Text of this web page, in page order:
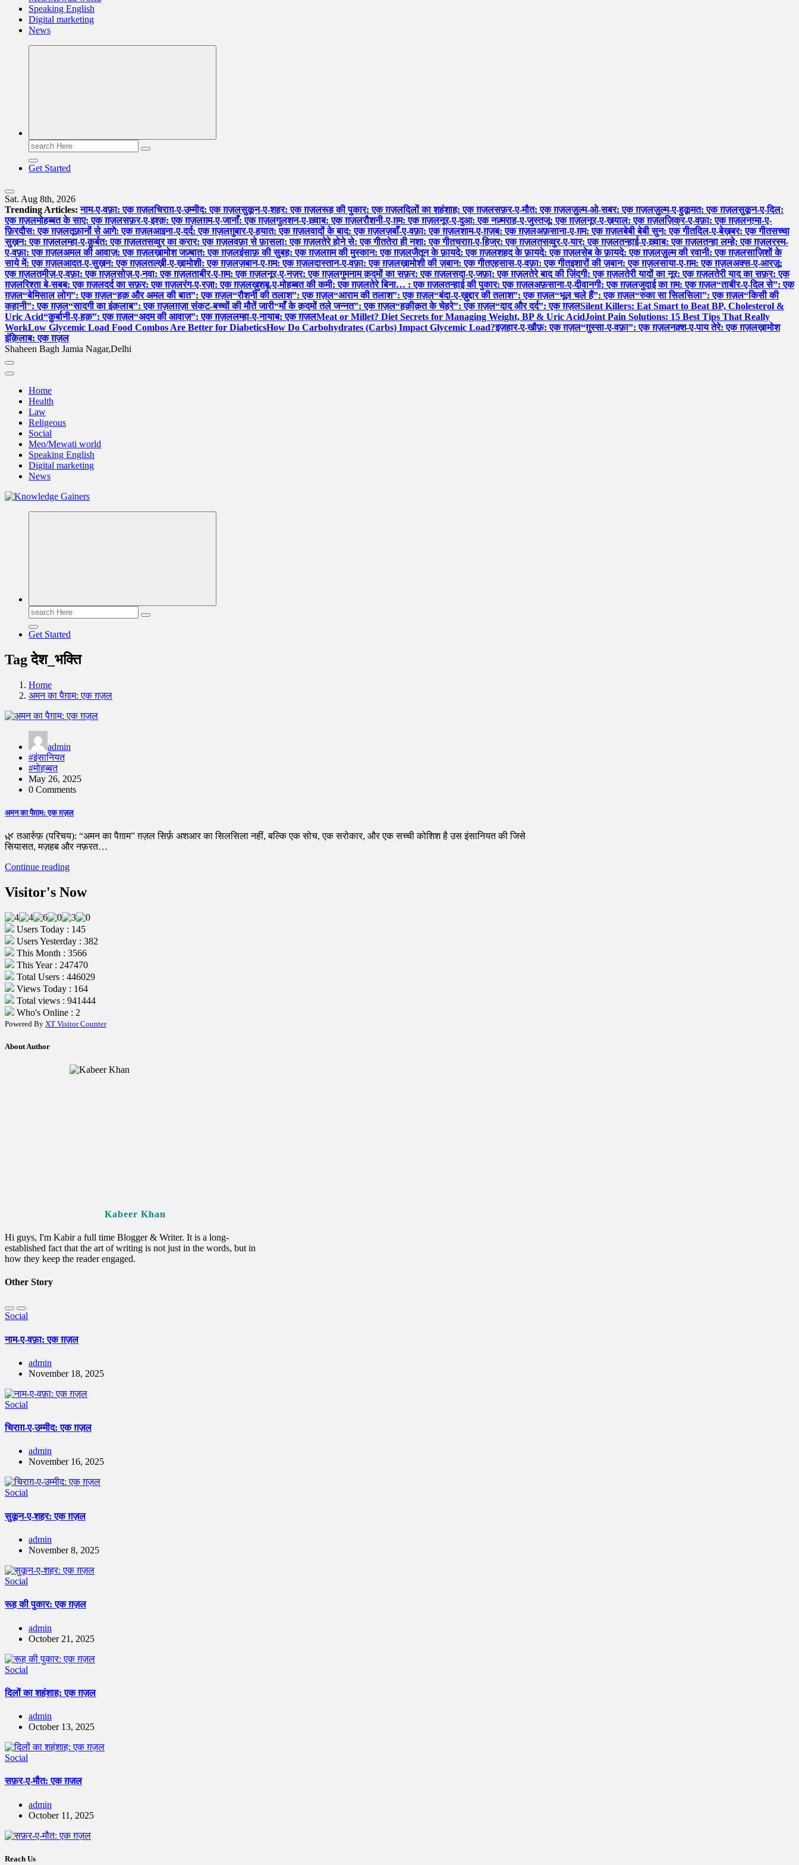
Speaking English
Digital marketing
News
Search
for:
Get Started
Sat. Aug 8th, 2026
Trending Articles: नाम-ए-वफ़ा: एक ग़ज़लचिराग़-ए-उम्मीद: एक ग़ज़लसुकून-ए-शहर: एक ग़ज़लरूह की पुकार: एक ग़ज़लदिलों का शहंशाह: एक ग़ज़लसफ़र-ए-मौत: एक ग़ज़लज़ुल्म-ओ-सबर: एक ग़ज़लज़ुल्म-ए-हुक़ूमत: एक ग़ज़लसुकून-ए-दिल:
एक ग़ज़लमोहब्बत के साए: एक ग़ज़लसफ़र-ए-इश्क़: एक ग़ज़लग़म-ए-जानाँ: एक ग़ज़लगुलशन-ए-ख़्वाब: एक ग़ज़लरौशनी-ए-ग़म: एक ग़ज़लनूर-ए-दुआ: एक नज़्मराह-ए-जुस्तजू: एक ग़ज़लनूर-ए-ख़याल: एक ग़ज़लज़िक्र-ए-वफ़ा: एक ग़ज़लनग़्मा-ए-
फ़िरदौस: एक ग़ज़लतूफ़ानों से आगे: एक ग़ज़लआइना-ए-दर्द: एक ग़ज़लग़ुबार-ए-हयात: एक ग़ज़लवादों के बाद: एक ग़ज़लज़बाँ-ए-वफ़ा: एक ग़ज़लशाम-ए-ग़ज़ब: एक ग़ज़लअफ़साना-ए-ग़म: एक ग़ज़लबेबी बेबी सुन: एक गीतदिल-ए-बेख़बर: एक गीतसच्चा
सुख़न: एक ग़ज़ललम्हा-ए-क़ुर्बत: एक ग़ज़लतसव्वुर का करार: एक ग़ज़लवफ़ा से फ़ासला: एक ग़ज़लतेरे होने से: एक गीततेरा ही नशा: एक गीतचराग़-ए-हिज्र: एक ग़ज़लतसव्वुर-ए-यार: एक ग़ज़लतन्हाई-ए-ख़्वाब: एक ग़ज़लतन्हा लम्हे: एक ग़ज़लरस्म-
ए-वफ़ा: एक ग़ज़लअमल की आवाज़: एक ग़ज़लख़ामोश जज़्बात: एक ग़ज़लइंसाफ़ की सुबह: एक ग़ज़लग़म की मुस्कान: एक ग़ज़लजैतून के फ़ायदे: एक ग़ज़लशहद के फ़ायदे: एक ग़ज़लसेब के फ़ायदे: एक ग़ज़लज़ुल्म की रवानी: एक ग़ज़लसाज़िशों के
साये में: एक ग़ज़लआदत-ए-सुख़न: एक ग़ज़लतल्ख़ी-ए-ख़ामोशी: एक ग़ज़लज़बान-ए-ग़म: एक ग़ज़लदास्तान-ए-वफ़ा: एक ग़ज़लख़ामोशी की ज़बान: एक गीतएहसास-ए-वफ़ा: एक गीतइशारों की ज़बान: एक ग़ज़लसाया-ए-ग़म: एक ग़ज़लअक्स-ए-आरज़ू:
एक ग़ज़लतमीज़-ए-वफ़ा: एक ग़ज़लसोज़-ए-नवा: एक ग़ज़लताबीर-ए-ग़म: एक ग़ज़लनूर-ए-नज़र: एक ग़ज़लगुमनाम क़दमों का सफ़र: एक ग़ज़लसदा-ए-जफ़ा: एक ग़ज़लतेरे बाद की ज़िंदगी: एक ग़ज़लतेरी यादों का नूर: एक ग़ज़लतेरी याद का सफ़र: एक
ग़ज़लरिश्ता बे-सबब: एक ग़ज़लदर्द का सफ़र: एक ग़ज़लरंग-ए-रज़ा: एक ग़ज़लख़ुशबू-ए-मोहब्बत की कमी: एक ग़ज़लतेरे बिना… : एक ग़ज़लतन्हाई की पुकार: एक ग़ज़लअफ़साना-ए-दीवानगी: एक ग़ज़लजुदाई का ग़म: एक ग़ज़ल“ताबीर-ए-दिल से”: एक
ग़ज़ल“बेमिसाल लोग”: एक ग़ज़ल“हक़ और अमल की बात”: एक ग़ज़ल“रौशनी की तलाश”: एक ग़ज़ल“आराम की तलाश”: एक ग़ज़ल“बंदा-ए-ख़ुद्दार की तलाश”: एक ग़ज़ल“भूल चले हैं”: एक ग़ज़ल“रुका सा सिलसिला”: एक ग़ज़ल“किसी की
कहानी”: एक ग़ज़ल“सादगी का इंक़लाब”: एक ग़ज़लग़ज़ा संकट-बच्चों की मौतें जारी“माँ के क़दमों तले जन्नत”: एक ग़ज़ल“हक़ीक़त के चेहरे”: एक ग़ज़ल“दाद और दर्द”: एक ग़ज़लSilent Killers: Eat Smart to Beat BP, Cholesterol &
Uric Acid“क़ुर्बानी-ए-हक़”: एक ग़ज़ल“अदम की आवाज़”: एक ग़ज़ललम्हा-ए-नायाब: एक ग़ज़लMeat or Millet? Diet Secrets for Managing Weight, BP & Uric AcidJoint Pain Solutions: 15 Best Tips That Really
WorkLow Glycemic Load Food Combos Are Better for DiabeticsHow Do Carbohydrates (Carbs) Impact Glycemic Load?इज़हार-ए-खौफ़: एक ग़ज़ल“ग़ुस्सा-ए-वफ़ा”: एक ग़ज़लनक़्श-ए-पाय तेरे: एक ग़ज़लख़ामोश
इंक़िलाब: एक ग़ज़ल
Shaheen Bagh Jamia Nagar,Delhi
Home
Health
Law
Religeous
Social
Meo/Mewati world
Speaking English
Digital marketing
News
Read & Spread
Search
for:
Get Started
Tag देश_भक्ति
Home
अमन का पैग़ाम: एक ग़ज़ल
admin
#इंसानियत
#मोहब्बत
May 26, 2025
0 Comments
अमन का पैग़ाम: एक ग़ज़ल
🌿 तआर्रुफ़ (परिचय): “अमन का पैग़ाम” ग़ज़ल सिर्फ़ अशआर का सिलसिला नहीं, बल्कि एक सोच, एक सरोकार, और एक सच्ची कोशिश है उस इंसानियत की जिसे
सियासत, मज़हब और नफ़रत…
Continue reading
Visitor's Now
Users Today : 145
Users Yesterday : 382
This Month : 3566
This Year : 247470
Total Users : 446029
Views Today : 164
Total views : 941444
Who's Online : 2
Powered By XT Visitor Counter
About Author
Kabeer Khan
Hi guys, I'm Kabir a full time Blogger & Writer. It is a long-
established fact that the art of writing is not just in the words, but in
how they keep the reader engaged.
Other Story
Social
नाम-ए-वफ़ा: एक ग़ज़ल
admin
November 18, 2025
Social
चिराग़-ए-उम्मीद: एक ग़ज़ल
admin
November 16, 2025
Social
सुकून-ए-शहर: एक ग़ज़ल
admin
November 8, 2025
Social
रूह की पुकार: एक ग़ज़ल
admin
October 21, 2025
Social
दिलों का शहंशाह: एक ग़ज़ल
admin
October 13, 2025
Social
सफ़र-ए-मौत: एक ग़ज़ल
admin
October 11, 2025
Reach Us